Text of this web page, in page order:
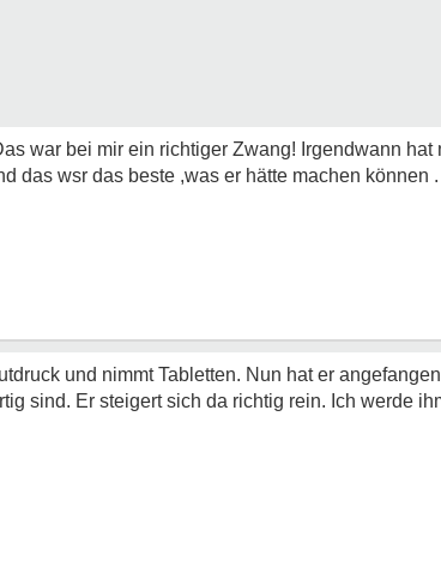
war bei mir ein richtiger Zwang! Irgendwann
das wsr das beste ,was er hätte machen können .
und nimmt Tabletten. Nun hat er
sind. Er steigert sich da richtig rein. Ich werde